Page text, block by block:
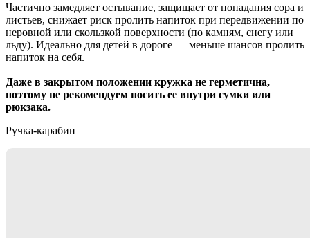
Частично замедляет остывание, защищает от попадания сора и
листьев, снижает риск пролить напиток при передвижении по
неровной или скользкой поверхности (по камням, снегу или
льду). Идеально для детей в дороге — меньше шансов пролить
напиток на себя.
Даже в закрытом положении кружка не герметична,
поэтому не рекомендуем носить ее внутри сумки или
рюкзака.
Ручка-карабин